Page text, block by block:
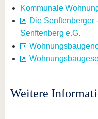
Kommunale
Die Senftenberger
Senftenberg e.G.
Weitere